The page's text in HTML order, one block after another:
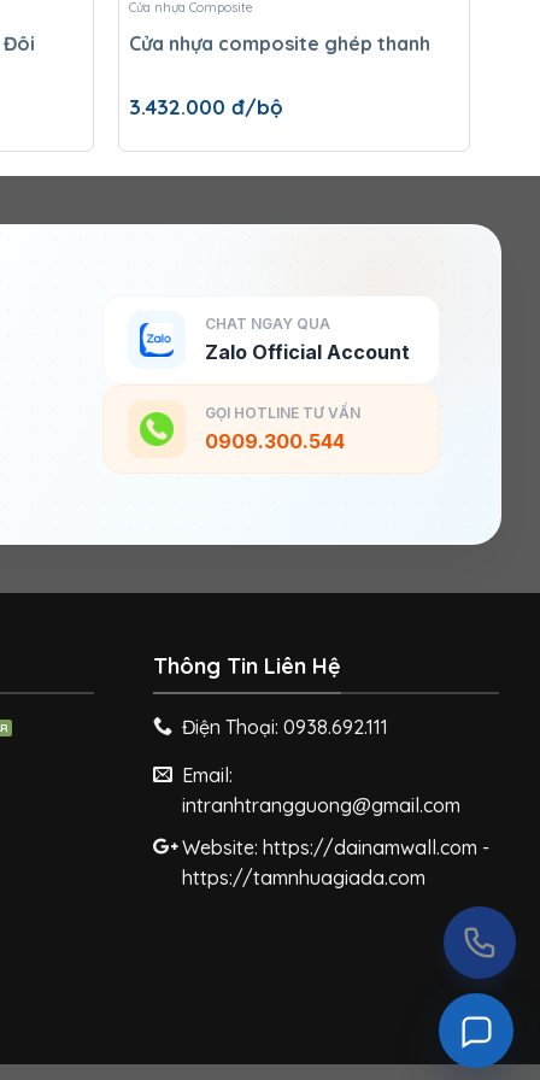
Đôi
Cửa nhựa Composite
Cửa nhựa composite ghép thanh
3.432.000 đ/bộ
CHAT NGAY QUA
Zalo Official Account
GỌI HOTLINE TƯ VẤN
0909.300.544
Thông Tin Liên Hệ
Điện Thoại: 0938.692.111
Email:
intranhtrangguong@gmail.com
Website: https://dainamwall.com -
https://tamnhuagiada.com